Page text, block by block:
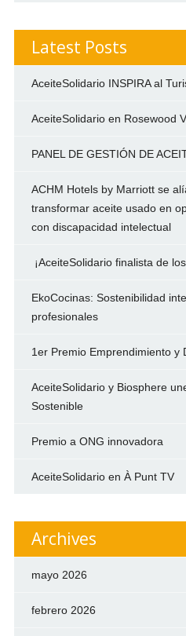
Latest Posts
AceiteSolidario INSPIRA al
AceiteSolidario en Rosewood
PANEL DE GESTIÓN DE
ACHM Hotels by Marriott se
transformar aceite usado en
con discapacidad intelectual
¡AceiteSolidario finalista de
EkoCocinas: Sostenibilidad
profesionales
1er Premio Emprendimiento y
AceiteSolidario y Biosphere
Sostenible
Premio a ONG innovadora
AceiteSolidario en À Punt TV
Archives
mayo 2026
febrero 2026